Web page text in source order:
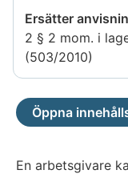
inte
tillgänglig
Ersätter
2 § 2 mom. i
(503/2010)
Öppna
En arbetsgivare